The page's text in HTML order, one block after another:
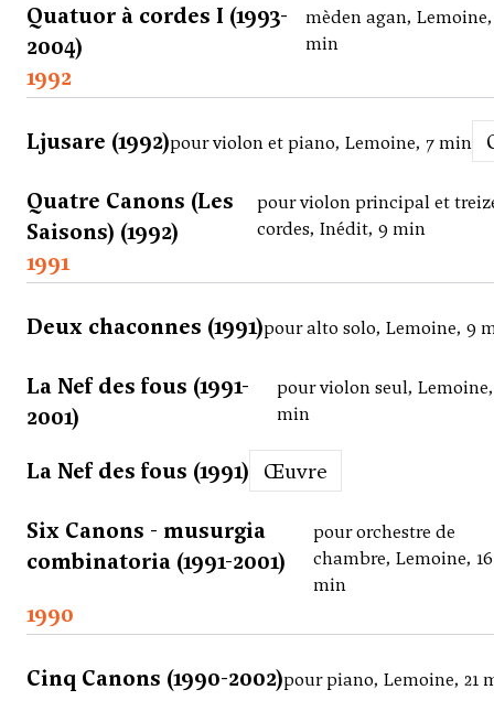
Quatuor à cordes I (1993-
2004)
mèden agan, Lemoine,
min
1992
Ljusare (1992)pour violon et piano, Lemoine, 7 min
Quatre Canons (Les
Saisons) (1992)
pour violon principal et
cordes, Inédit, 9 min
1991
Deux chaconnes (1991)pour alto solo, Lemoine, 9
La Nef des fous (1991-
2001)
pour violon seul,
min
La Nef des fous (1991) Œuvre
Six Canons - musurgia
combinatoria (1991-2001)
pour orchestre de
chambre, Lemoine, 16
min
1990
Cinq Canons (1990-2002)pour piano, Lemoine, 21